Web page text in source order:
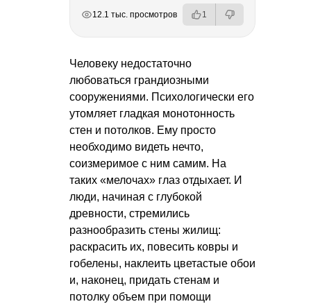
12.1 тыс. просмотров 1
Человеку недостаточно
любоваться грандиозными
сооружениями. Психологически его
утомляет гладкая монотонность
стен и потолков. Ему просто
необходимо видеть нечто,
соизмеримое с ним самим. На
таких «мелочах» глаз отдыхает. И
люди, начиная с глубокой
древности, стремились
разнообразить стены жилищ:
раскрасить их, повесить ковры и
гобелены, наклеить цветастые обои
и, наконец, придать стенам и
потолку объем при помощи